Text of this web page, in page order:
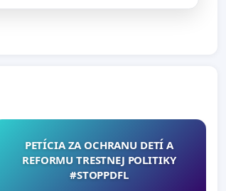
PETÍCIA ZA OCHRANU DETÍ A
REFORMU TRESTNEJ POLITIKY
#STOPPDFL